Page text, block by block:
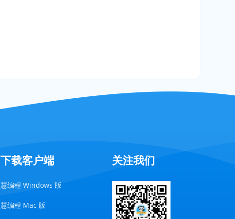
下载客户端
慧编程 Windows 版
慧编程 Mac 版
关注我们